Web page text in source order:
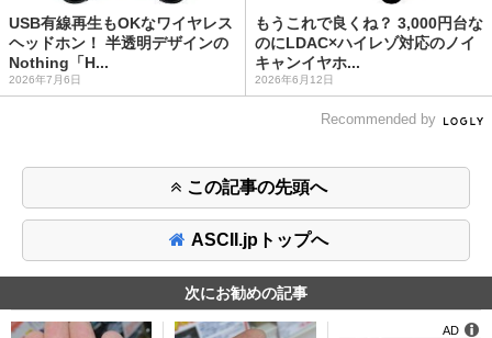
USB有線再生もOKなワイヤレス
ヘッドホン！ 半透明デザインの
Nothing「H...
2026年7月6日
もうこれで良くね？ 3,000円台な
のにLDAC×ハイレゾ対応のノイ
キャンイヤホ...
2026年6月12日
Recommended by
この記事の先頭へ
ASCII.jpトップへ
次にお勧めの記事
AD